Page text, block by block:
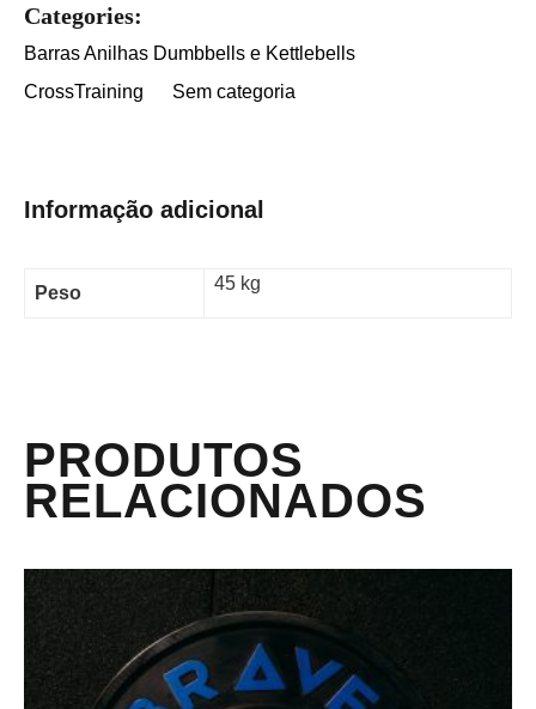
Categories:
Barras Anilhas Dumbbells e Kettlebells
CrossTraining
Sem categoria
Informação adicional
Peso 45 kg
PRODUTOS
RELACIONADOS